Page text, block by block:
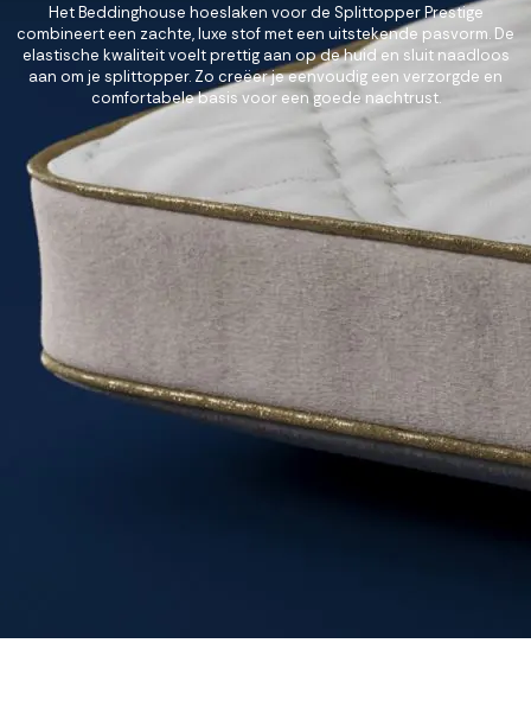
Het Beddinghouse hoeslaken voor de Splittopper Prestige
combineert een zachte, luxe stof met een uitstekende pasvorm. De
elastische kwaliteit voelt prettig aan op de huid en sluit naadloos
aan om je splittopper. Zo creëer je eenvoudig een verzorgde en
comfortabele basis voor een goede nachtrust.